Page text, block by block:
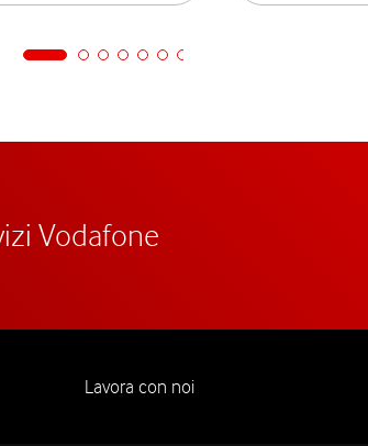
Vodafone
Lavora con noi